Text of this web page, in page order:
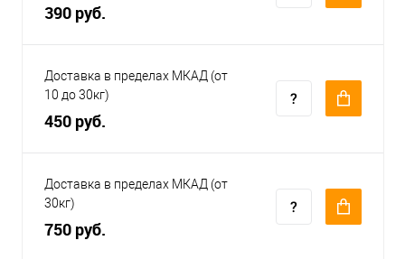
390 руб.
Доставка в пределах МКАД (от
10 до 30кг)
450 руб.
Доставка в пределах МКАД (от
30кг)
750 руб.